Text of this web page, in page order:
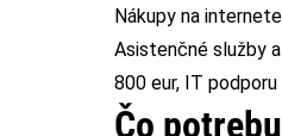
Nákupy na internete
Asistenčné služby
800 eur, IT
Čo